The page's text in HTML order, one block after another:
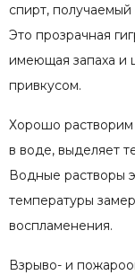
спирт,
Это прозрачная
имеющая запаха и
привкусом.
Хорошо растворим
в воде, выделяет
Водные растворы
температуры
воспламенения.
Взрыво- и